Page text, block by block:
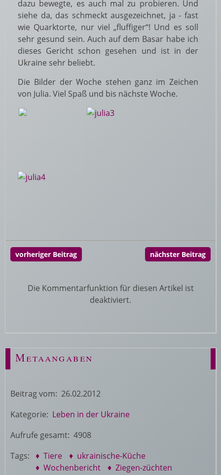
dazu bewegte, es auch mal zu probieren. Und
siehe da, das schmeckt ausgezeichnet, ja - fast
wie Quarktorte, nur viel „fluffiger“! Und es soll
sehr gesund sein. Auch auf dem Basar habe ich
dieses Gericht schon gesehen und ist in der
Ukraine sehr beliebt.
Die Bilder der Woche stehen ganz im Zeichen
von Julia. Viel Spaß und bis nächste Woche.
vorheriger Beitrag nächster Beitrag
Die Kommentarfunktion für diesen Artikel ist
deaktiviert.
Metaangaben
Beitrag vom: 26.02.2012
Kategorie: Leben in der Ukraine
Aufrufe gesamt: 4908
Tags: ♦ Tiere
♦ ukrainische-Küche
♦ Wochenbericht
♦ Ziegen-züchten